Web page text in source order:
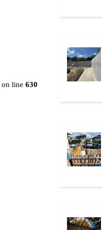
on line 630